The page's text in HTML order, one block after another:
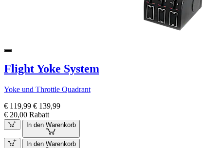
Flight Yoke System
Yoke und Throttle Quadrant
€ 119,99 € 139,99
€ 20,00 Rabatt
In den Warenkorb
In den Warenkorb